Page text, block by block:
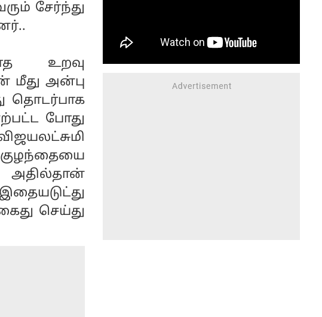
சேர்ந்து
உறவு
மீது அன்பு
தொடர்பாக
போது
குழந்தையை
அதில்தான்
செய்து